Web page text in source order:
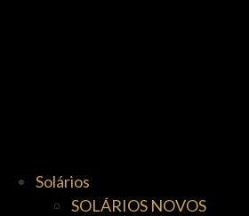
Solários
SOLÁRIOS NOVOS